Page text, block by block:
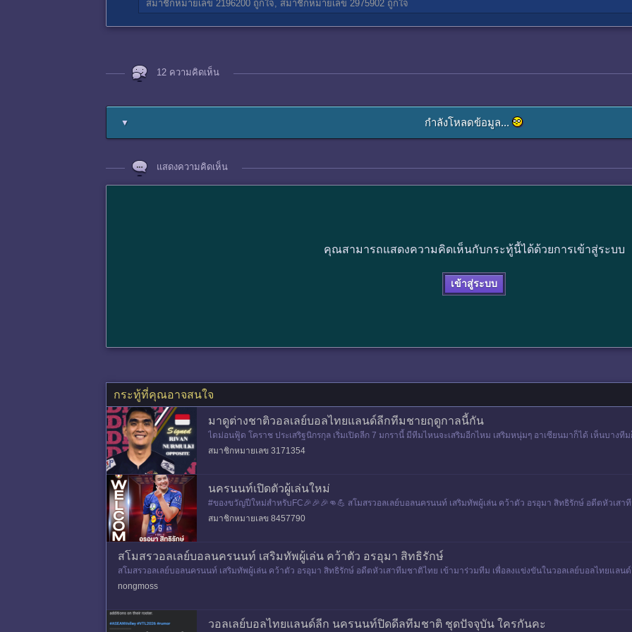
สมาชิกหมายเลข 2196200 ถูกใจ, สมาชิกหมายเลข 2975902 ถูกใจ
12 ความคิดเห็น
▼ กำลังโหลดข้อมูล...
แสดงความคิดเห็น
คุณสามารถแสดงความคิดเห็นกับกระทู้นี้ได้ด้วยการเข้าสู่ระบบ
เข้าสู่ระบบ
กระทู้ที่คุณอาจสนใจ
มาดูต่างชาติวอลเลย์บอลไทยแลนด์ลีกทีมชายฤดูกาลนี้กัน
ไดม่อนฟู้ด โคราช ประเสริฐนิกรกุล เริ่มเปิดลีก 7 มกรานี้ มีทีมไหนจะเสริมอีกไหม เสริมหนุ่มๆ อาเซียนมาก็ได้ เห็นบาง
อะๆ
สมาชิกหมายเลข 3171354
นครนนท์เปิดตัวผู้เล่นใหม่
#ของขวัญปีใหม่สำหรับFC🎉🎉🎉👊💪 สโมสรวอลเลย์บอลนครนนท์ เสริมทัพผู้เล่น คว้าตัว อรอุมา สิทธิรักษ์ อดีตหัวเส
ทยแลนด์ลีก ฤดูกาล 2026 ที่จะเริ่มแข่งขันในวัน
สมาชิกหมายเลข 8457790
สโมสรวอลเลย์บอลนครนนท์ เสริมทัพผู้เล่น คว้าตัว อรอุมา สิทธิรักษ์
สโมสรวอลเลย์บอลนครนนท์ เสริมทัพผู้เล่น คว้าตัว อรอุมา สิทธิรักษ์ อดีตหัวเสาทีมชาติไทย เข้ามาร่วมทีม เพื่อลงแข่งขันในวอลเลย์บอลไทยแล
9 ดาวตบจอมเ
nongmoss
วอลเลย์บอลไทยแลนด์ลีก นครนนท์ปิดดีลทีมชาติ ชุดปัจจุบัน ใครกันคะ